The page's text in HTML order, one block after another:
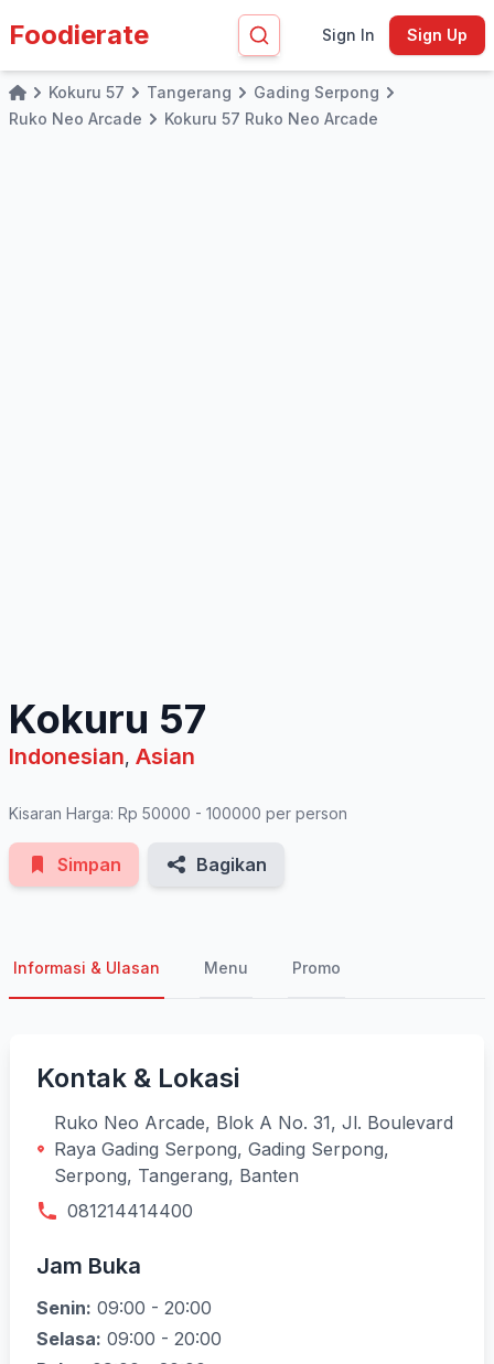
Foodierate Sign In Sign Up
HomeKokuru 57 Tangerang
Gading Serpong
Ruko Neo Arcade
Kokuru 57 Ruko Neo Arcade
Kokuru 57
Indonesian, Asian
Kisaran Harga: Rp 50000 - 100000 per person
Simpan Bagikan
Informasi & Ulasan Menu Promo
Kontak & Lokasi
Ruko Neo Arcade, Blok A No. 31, Jl. Boulevard
Raya Gading Serpong, Gading Serpong,
Serpong, Tangerang, Banten
081214414400
Jam Buka
Senin: 09:00 - 20:00
Selasa: 09:00 - 20:00